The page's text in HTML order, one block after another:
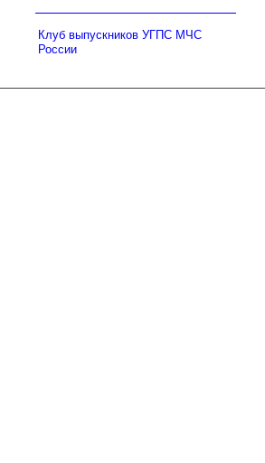
Клуб выпускников УГПС МЧС
России